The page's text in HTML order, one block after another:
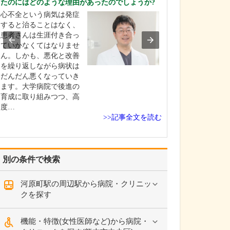
別の条件で検索
河原町駅の周辺駅から病院・クリニッ
クを探す
機能・特徴(女性医師など)から病院・
たのにはどのような理由があったのでしょうか?
心不全という病気は発症
すると治ることはなく、
患者さんは生涯付き合っ
ていかなくてはなりませ
ん。しかも、悪化と改善
を繰り返しながら病状は
だんだん悪くなっていき
ます。大学病院で後進の
育成に取り組みつつ、高
度…
>>記事全文を読む